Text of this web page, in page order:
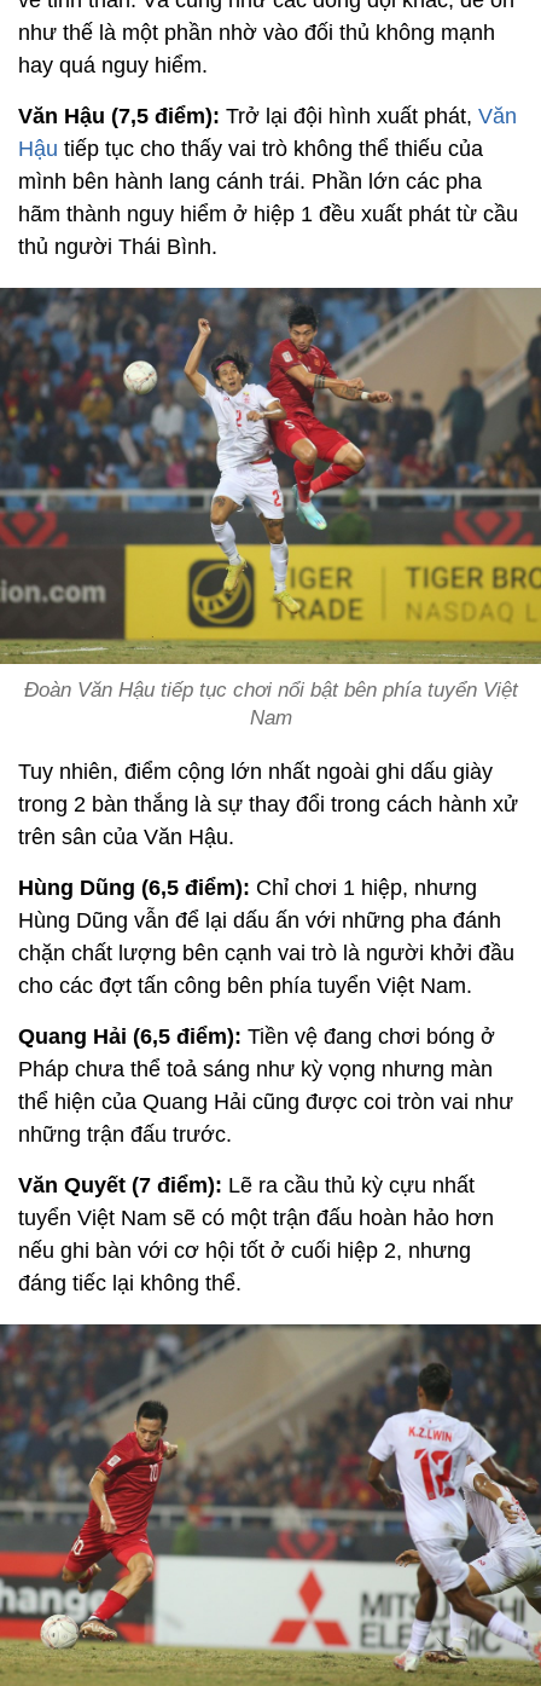
như thế là một phần nhờ vào đối thủ không mạnh
hay quá nguy hiểm.
Văn Hậu (7,5 điểm): Trở lại đội hình xuất phát, Văn
Hậu tiếp tục cho thấy vai trò không thể thiếu của
mình bên hành lang cánh trái. Phần lớn các pha
hãm thành nguy hiểm ở hiệp 1 đều xuất phát từ cầu
thủ người Thái Bình.
Đoàn Văn Hậu tiếp tục chơi nổi bật bên phía tuyển Việt
Nam
Tuy nhiên, điểm cộng lớn nhất ngoài ghi dấu giày
trong 2 bàn thắng là sự thay đổi trong cách hành xử
trên sân của Văn Hậu.
Hùng Dũng (6,5 điểm): Chỉ chơi 1 hiệp, nhưng
Hùng Dũng vẫn để lại dấu ấn với những pha đánh
chặn chất lượng bên cạnh vai trò là người khởi đầu
cho các đợt tấn công bên phía tuyển Việt Nam.
Quang Hải (6,5 điểm): Tiền vệ đang chơi bóng ở
Pháp chưa thể toả sáng như kỳ vọng nhưng màn
thể hiện của Quang Hải cũng được coi tròn vai như
những trận đấu trước.
Văn Quyết (7 điểm): Lẽ ra cầu thủ kỳ cựu nhất
tuyển Việt Nam sẽ có một trận đấu hoàn hảo hơn
nếu ghi bàn với cơ hội tốt ở cuối hiệp 2, nhưng
đáng tiếc lại không thể.